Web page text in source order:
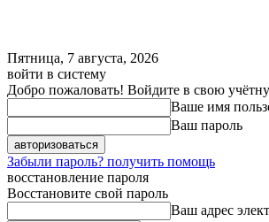
Пятница, 7 августа, 2026
войти в систему
Добро пожаловать! Войдите в свою
Ваше имя
Ваш пароль
Забыли пароль? получить помощь
восстановление пароля
Восстановите свой пароль
Ваш адрес